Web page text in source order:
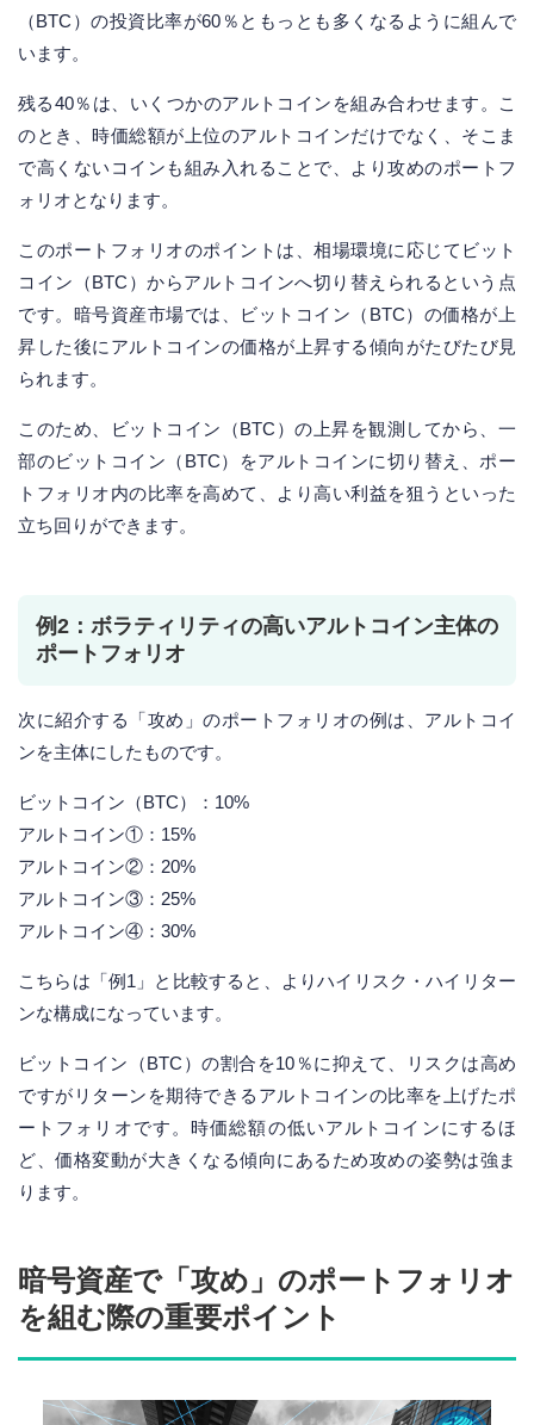
（BTC）の投資比率が60％ともっとも多くなるように組んで
います。
残る40％は、いくつかのアルトコインを組み合わせます。こ
のとき、時価総額が上位のアルトコインだけでなく、そこま
で高くないコインも組み入れることで、より攻めのポートフ
ォリオとなります。
このポートフォリオのポイントは、相場環境に応じてビット
コイン（BTC）からアルトコインへ切り替えられるという点
です。暗号資産市場では、ビットコイン（BTC）の価格が上
昇した後にアルトコインの価格が上昇する傾向がたびたび見
られます。
このため、ビットコイン（BTC）の上昇を観測してから、一
部のビットコイン（BTC）をアルトコインに切り替え、ポー
トフォリオ内の比率を高めて、より高い利益を狙うといった
立ち回りができます。
例2：ボラティリティの高いアルトコイン主体の
ポートフォリオ
次に紹介する「攻め」のポートフォリオの例は、アルトコイ
ンを主体にしたものです。
ビットコイン（BTC）：10%
アルトコイン①：15%
アルトコイン②：20%
アルトコイン③：25%
アルトコイン④：30%
こちらは「例1」と比較すると、よりハイリスク・ハイリター
ンな構成になっています。
ビットコイン（BTC）の割合を10％に抑えて、リスクは高め
ですがリターンを期待できるアルトコインの比率を上げたポ
ートフォリオです。時価総額の低いアルトコインにするほ
ど、価格変動が大きくなる傾向にあるため攻めの姿勢は強ま
ります。
暗号資産で「攻め」のポートフォリオ
を組む際の重要ポイント